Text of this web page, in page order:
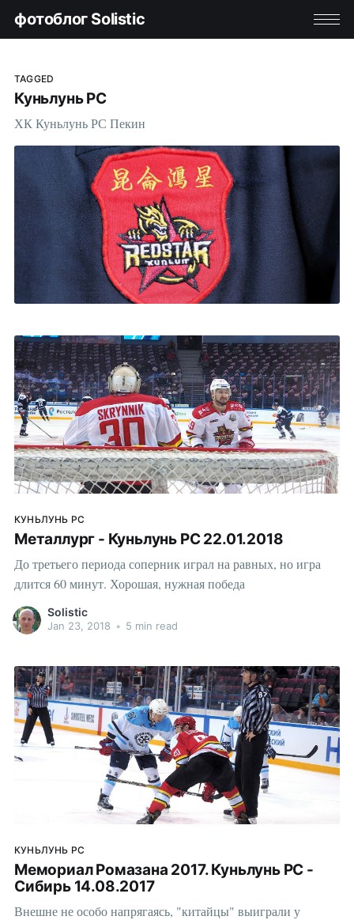
фотоблог Solistic
TAGGED
Куньлунь РС
ХК Куньлунь РС Пекин
КУНЬЛУНЬ РС
Металлург - Куньлунь РС 22.01.2018
До третьего периода соперник играл на равных, но игра
длится 60 минут. Хорошая, нужная победа
Solistic
Jan 23, 2018 • 5 min read
КУНЬЛУНЬ РС
Мемориал Ромазана 2017. Куньлунь РС -
Сибирь 14.08.2017
Внешне не особо напрягаясь, "китайцы" выиграли у